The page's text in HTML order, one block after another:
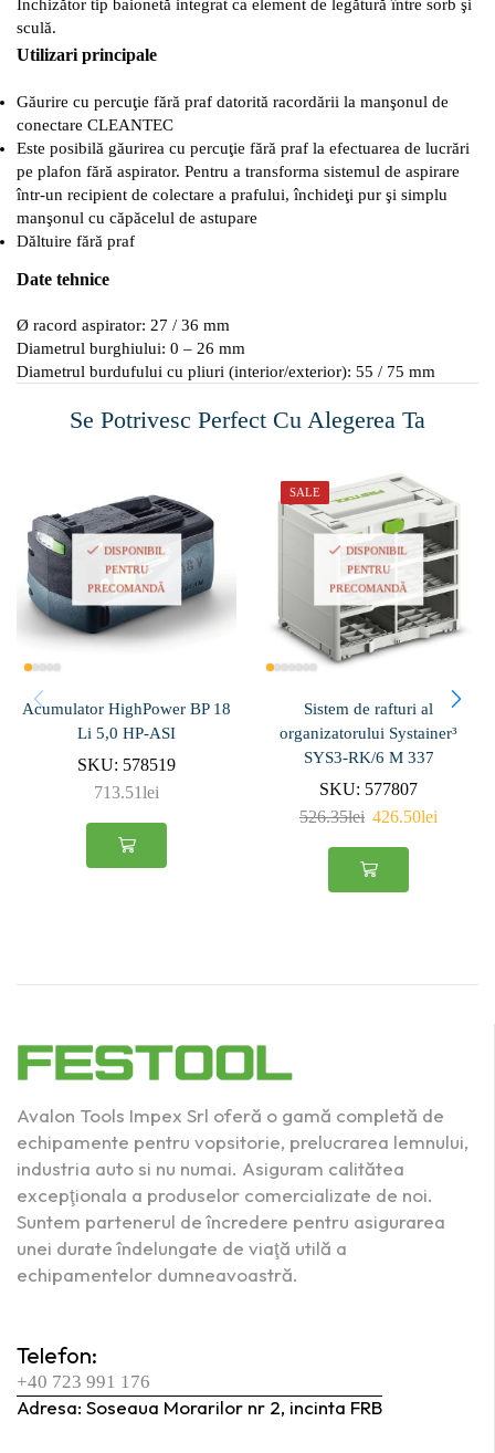
Închizător tip baionetă integrat ca element de legătură între sorb şi
sculă.
Utilizari principale
Găurire cu percuţie fără praf datorită racordării la manşonul de
conectare CLEANTEC
Este posibilă găurirea cu percuţie fără praf la efectuarea de lucrări
pe plafon fără aspirator. Pentru a transforma sistemul de aspirare
într-un recipient de colectare a prafului, închideţi pur şi simplu
manşonul cu căpăcelul de astupare
Dăltuire fără praf
Date tehnice
Ø racord aspirator: 27 / 36 mm
Diametrul burghiului: 0 – 26 mm
Diametrul burdufului cu pliuri (interior/exterior): 55 / 75 mm
Se Potrivesc Perfect Cu Alegerea Ta
DISPONIBIL
PENTRU
PRECOMANDĂ
Acumulator HighPower BP 18
Li 5,0 HP-ASI
SKU: 578519
713.51lei
SALE
DISPONIBIL
PENTRU
PRECOMANDĂ
Sistem de rafturi al
organizatorului Systainer³
SYS3-RK/6 M 337
SKU: 577807
526.35lei 426.50lei
Avalon Tools Impex Srl oferă o gamă completă de
echipamente pentru vopsitorie, prelucrarea lemnului,
industria auto si nu numai. Asiguram calitătea
excepţionala a produselor comercializate de noi.
Suntem partenerul de încredere pentru asigurarea
unei durate îndelungate de viaţă utilă a
echipamentelor dumneavoastră.
Telefon:
+40 723 991 176
Adresa: Soseaua Morarilor nr 2, incinta FRB